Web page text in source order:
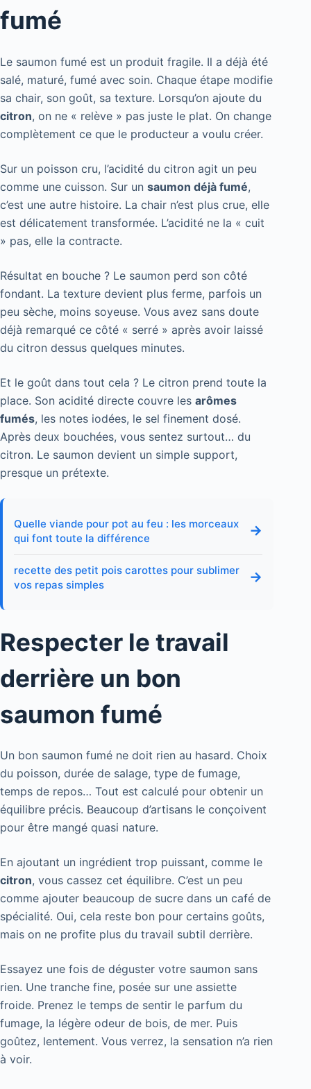
fumé
Le saumon fumé est un produit fragile. Il a déjà été
salé, maturé, fumé avec soin. Chaque étape modifie
sa chair, son goût, sa texture. Lorsqu’on ajoute du
citron, on ne « relève » pas juste le plat. On change
complètement ce que le producteur a voulu créer.
Sur un poisson cru, l’acidité du citron agit un peu
comme une cuisson. Sur un saumon déjà fumé,
c’est une autre histoire. La chair n’est plus crue, elle
est délicatement transformée. L’acidité ne la « cuit
» pas, elle la contracte.
Résultat en bouche ? Le saumon perd son côté
fondant. La texture devient plus ferme, parfois un
peu sèche, moins soyeuse. Vous avez sans doute
déjà remarqué ce côté « serré » après avoir laissé
du citron dessus quelques minutes.
Et le goût dans tout cela ? Le citron prend toute la
place. Son acidité directe couvre les arômes
fumés, les notes iodées, le sel finement dosé.
Après deux bouchées, vous sentez surtout… du
citron. Le saumon devient un simple support,
presque un prétexte.
Quelle viande pour pot au feu : les morceaux
qui font toute la différence
→
recette des petit pois carottes pour sublimer
vos repas simples
→
Respecter le travail
derrière un bon
saumon fumé
Un bon saumon fumé ne doit rien au hasard. Choix
du poisson, durée de salage, type de fumage,
temps de repos… Tout est calculé pour obtenir un
équilibre précis. Beaucoup d’artisans le conçoivent
pour être mangé quasi nature.
En ajoutant un ingrédient trop puissant, comme le
citron, vous cassez cet équilibre. C’est un peu
comme ajouter beaucoup de sucre dans un café de
spécialité. Oui, cela reste bon pour certains goûts,
mais on ne profite plus du travail subtil derrière.
Essayez une fois de déguster votre saumon sans
rien. Une tranche fine, posée sur une assiette
froide. Prenez le temps de sentir le parfum du
fumage, la légère odeur de bois, de mer. Puis
goûtez, lentement. Vous verrez, la sensation n’a rien
à voir.